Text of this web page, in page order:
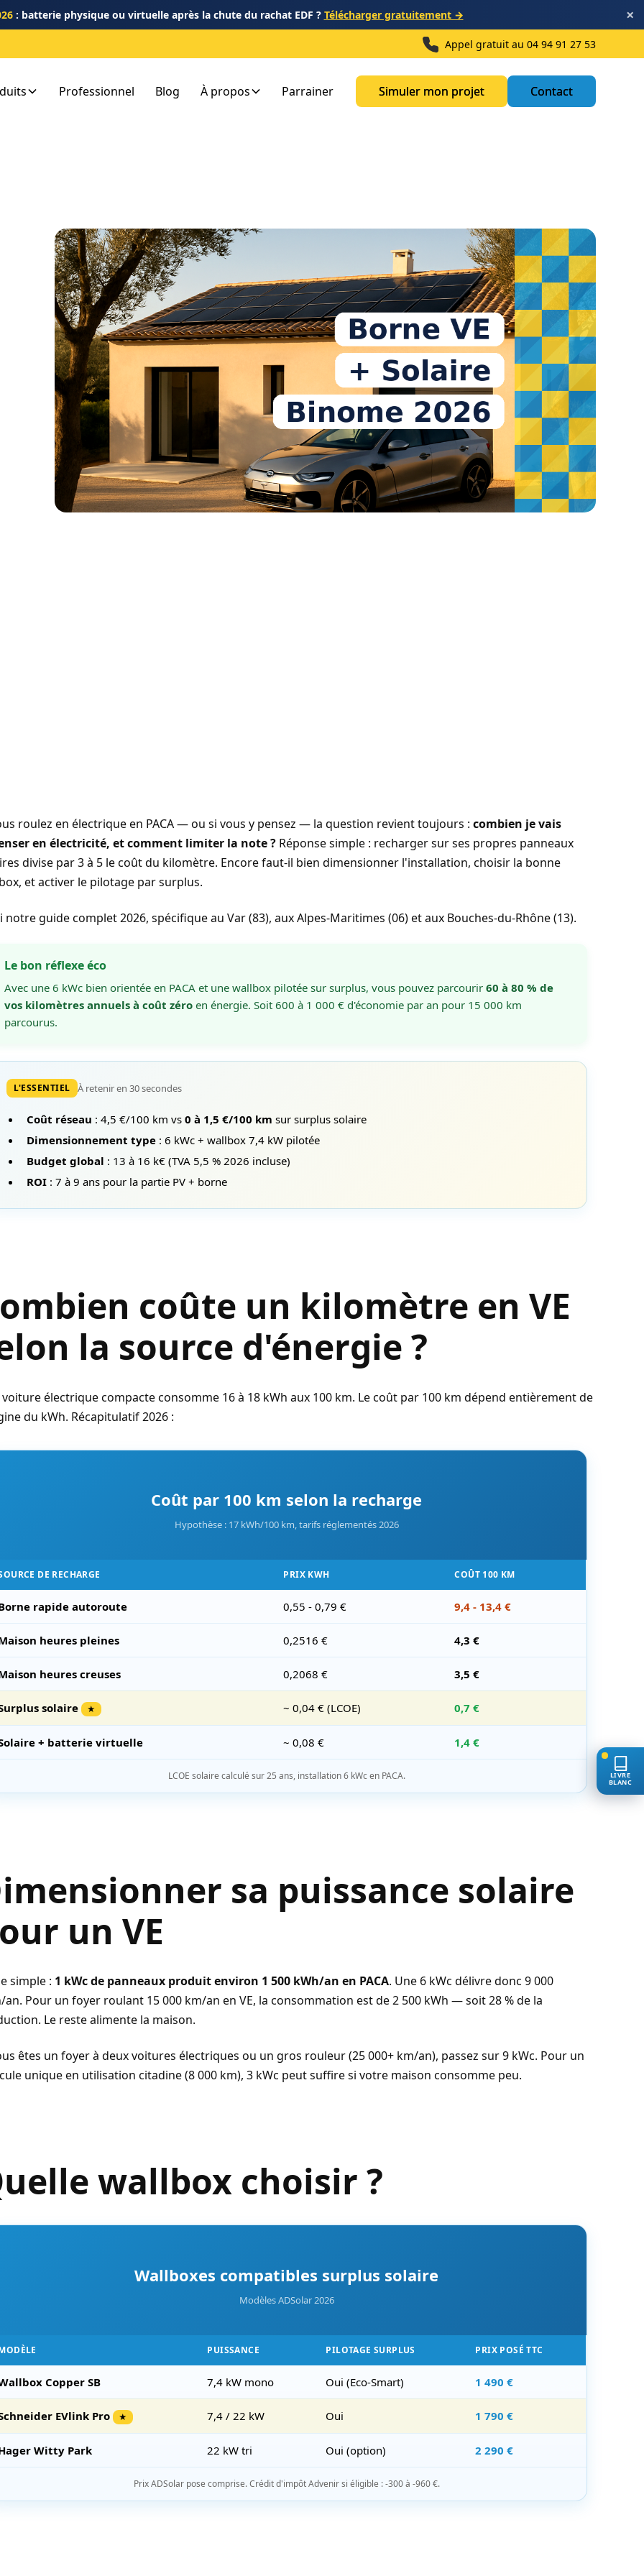
: batterie physique ou virtuelle après la chute du rachat EDF ? Télécharger gratuitement → ×
Appel gratuit au 04 94 91 27 53
Professionnel Blog À propos Parrainer Simuler mon projet
Simuler mon projet Contact
Contact
roulez en électrique en PACA — ou si vous y pensez — la question revient toujours :combien je vais
en électricité, et comment limiter la note ? Réponse simple : recharger sur ses propres panneaux
divise par 3 à 5 le coût du kilomètre. Encore faut-il bien dimensionner l'installation, choisir la bonne
et activer le pilotage par surplus.
notre guide complet 2026, spécifique au Var (83), aux Alpes-Maritimes (06) et aux Bouches-du-Rhône (13).
Le bon réflexe éco
Avec une 6 kWc bien orientée en PACA et une wallbox pilotée sur surplus, vous pouvez parcourir60 à 80 % de
vos kilomètres annuels à coût zéro en énergie. Soit 600 à 1 000 € d'économie par an pour 15 000 km
parcourus.
L'ESSENTIEL À retenir en 30 secondes
Coût réseau : 4,5 €/100 km vs0 à 1,5 €/100 km sur surplus solaire
Dimensionnement type : 6 kWc + wallbox 7,4 kW pilotée
Budget global : 13 à 16 k€ (TVA 5,5 % 2026 incluse)
ROI : 7 à 9 ans pour la partie PV + borne
coûte un kilomètre en VE
la source d'énergie ?
électrique compacte consomme 16 à 18 kWh aux 100 km. Le coût par 100 km dépend entièrement de
du kWh. Récapitulatif 2026 :
Coût par 100 km selon la recharge
Hypothèse : 17 kWh/100 km, tarifs réglementés 2026
DE RECHARGE PRIX KWH COÛT 100 KM
rapide autoroute 0,55 - 0,79 € 9,4 - 13,4 €
heures pleines 0,2516 € 4,3 €
heures creuses 0,2068 € 3,5 €
solaire ★ ~ 0,04 € (LCOE) 0,7 €
+ batterie virtuelle ~ 0,08 € 1,4 €
LCOE solaire calculé sur 25 ans, installation 6 kWc en PACA.
sa puissance solaire
un VE
simple : 1 kWc de panneaux produit environ 1 500 kWh/an en PACA. Une 6 kWc délivre donc 9 000
an. Pour un foyer roulant 15 000 km/an en VE, la consommation est de 2 500 kWh — soit 28 % de la
Le reste alimente la maison.
êtes un foyer à deux voitures électriques ou un gros rouleur (25 000+ km/an), passez sur 9 kWc. Pour un
unique en utilisation citadine (8 000 km), 3 kWc peut suffire si votre maison consomme peu.
wallbox choisir ?
Wallboxes compatibles surplus solaire
Modèles ADSolar 2026
PUISSANCE PILOTAGE SURPLUS PRIX POSÉ TTC
Copper SB 7,4 kW mono Oui (Eco-Smart) 1 490 €
EVlink Pro ★ 7,4 / 22 kW Oui 1 790 €
Witty Park 22 kW tri Oui (option) 2 290 €
Prix ADSolar pose comprise. Crédit d'impôt Advenir si éligible : -300 à -960 €.
LIVRE
BLANC